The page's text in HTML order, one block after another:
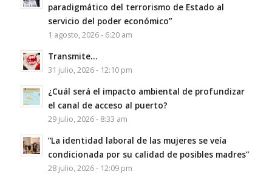
paradigmático del terrorismo de Estado al
servicio del poder económico”
1 agosto, 2026 - 6:20 am
Transmite…
31 julio, 2026 - 12:10 pm
¿Cuál será el impacto ambiental de profundizar
el canal de acceso al puerto?
29 julio, 2026 - 8:33 am
“La identidad laboral de las mujeres se veía
condicionada por su calidad de posibles madres”
28 julio, 2026 - 12:09 pm